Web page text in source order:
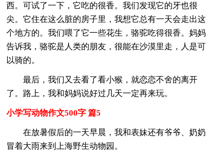
西。可试了一下，它吃的很香。我们发现它的牙也很
尖。它住在这么脏的房子里，我想它总有一天会走出这
个地方的。我们喂了它一些花生，骆驼吃得很香。妈妈
告诉我，骆驼是人类的朋友，很能在沙漠里走，人是可
以骑的。
最后，我们又去看了看小猴，就恋恋不舍的离开
了。路上，我和妈妈说好过几天一定再来玩。
小学写动物作文500字 篇5
在放暑假后的一天早晨，我和表妹还有爷爷、奶奶
冒着大雨来到上海野生动物园。